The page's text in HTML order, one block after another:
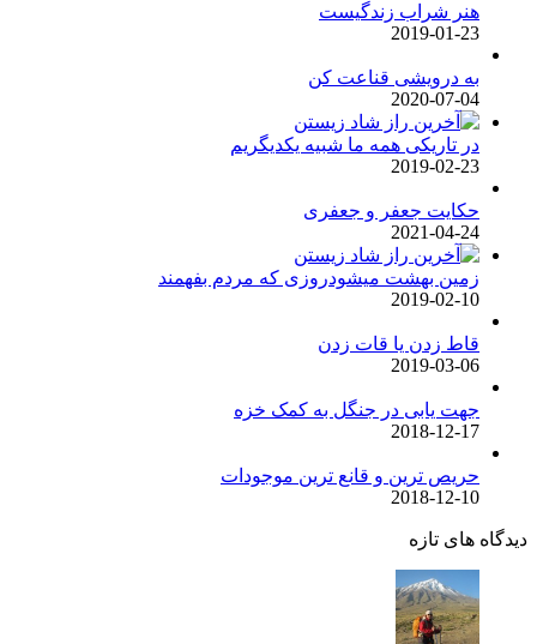
هنر شراب زندگیست
2019-01-23
به درویشی قناعت کن
2020-07-04
در تاریکی همه ما شبیه یکدیگریم
2019-02-23
حکایت جعفر و جعفری
2021-04-24
زمین بهشت میشودروزی که مردم بفهمند
2019-02-10
قاط زدن یا قات زدن
2019-03-06
جهت یابی در جنگل به کمک خزه
2018-12-17
حریص ترین و قانع ترین موجودات
2018-12-10
دیدگاه های تازه